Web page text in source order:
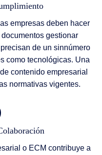
empresas deben hacer
gestionar
de un sinnúmero
como tecnológicas. Una
contenido empresarial
normativas vigentes.
o ECM contribuye a